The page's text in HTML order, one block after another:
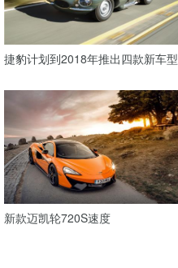
捷豹计划到2018年推出四款新车型
新款迈凯轮720S速度